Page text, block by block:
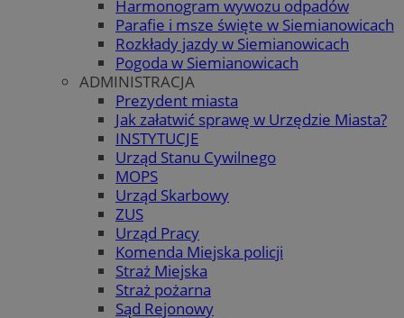
Harmonogram wywozu odpadów
Parafie i msze święte w Siemianowicach
Rozkłady jazdy w Siemianowicach
Pogoda w Siemianowicach
ADMINISTRACJA
Prezydent miasta
Jak załatwić sprawę w Urzędzie Miasta?
INSTYTUCJE
Urząd Stanu Cywilnego
MOPS
Urząd Skarbowy
ZUS
Urząd Pracy
Komenda Miejska policji
Straż Miejska
Straż pożarna
Sąd Rejonowy